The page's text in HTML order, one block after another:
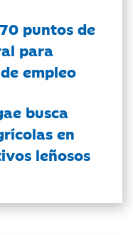
puntos de
para
empleo
busca
en
leñosos